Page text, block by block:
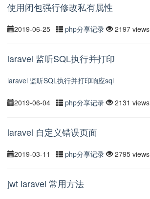
使用闭包强行修改私有属性
2019-06-25 php分享记录 2197 views
laravel 监听SQL执行并打印
laravel 监听SQL执行并打印响应sql
2019-06-04 php分享记录 2131 views
laravel 自定义错误页面
2019-03-11 php分享记录 2795 views
jwt laravel 常用方法